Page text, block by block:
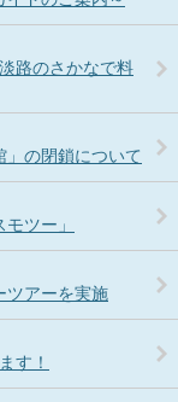
路のさかなで料
の閉鎖について
ツー」
ツアーを実施
す！